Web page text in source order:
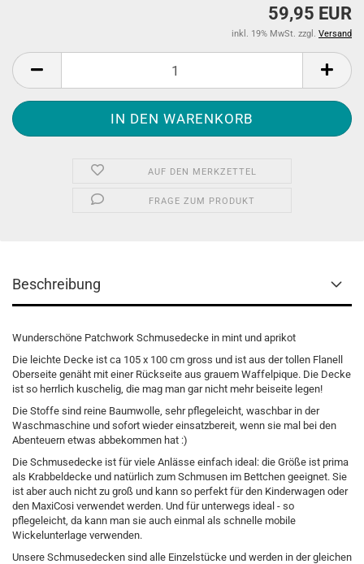
59,95 EUR
inkl. 19% MwSt. zzgl. Versand
AUF DEN MERKZETTEL
FRAGE ZUM PRODUKT
Beschreibung
Wunderschöne Patchwork Schmusedecke in mint und aprikot
Die leichte Decke ist ca 105 x 100 cm gross und ist aus der tollen Flanell
Oberseite genäht mit einer Rückseite aus grauem Waffelpique. Die Decke
ist so herrlich kuschelig, die mag man gar nicht mehr beiseite legen!
Die Stoffe sind reine Baumwolle, sehr pflegeleicht, waschbar in der
Waschmaschine und sofort wieder einsatzbereit, wenn sie mal bei den
Abenteuern etwas abbekommen hat :)
Die Schmusedecke ist für viele Anlässe einfach ideal: die Größe ist prima
als Krabbeldecke und natürlich zum Schmusen im Bettchen geeignet. Sie
ist aber auch nicht zu groß und kann so perfekt für den Kinderwagen oder
den MaxiCosi verwendet werden. Und für unterwegs ideal - so
pflegeleicht, da kann man sie auch einmal als schnelle mobile
Wickelunterlage verwenden.
Unsere Schmusedecken sind alle Einzelstücke und werden in der gleichen